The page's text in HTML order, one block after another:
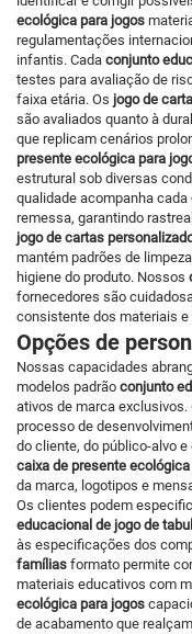
ecológica para jogos
regulamentações
infantis. Cada conjunto
testes para avaliação de
faixa etária. Os jogo de
são avaliados quanto à
que replicam cenários
presente ecológica para
estrutural sob diversas
qualidade acompanha cada
remessa, garantindo
jogo de cartas
mantém padrões de
higiene do produto. Nossos
fornecedores são
consistente dos materiais
Opções de
Nossas capacidades
modelos padrão conjunto
ativos de marca exclusivos.
processo de
do cliente, do público-alvo
caixa de presente
da marca, logotipos e
Os clientes podem
educacional de jogo de
às especificações dos
famílias formato permite
materiais educativos com
ecológica para jogos
de acabamento que